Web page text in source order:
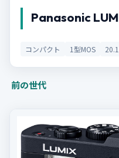
Panasonic
コンパクト 1型MOS
前の世代